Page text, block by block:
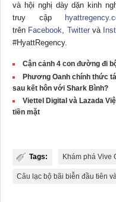
và hội nghị dày dặn kinh
truy cập
trên Facebook, Twitter và
#HyattRegency.
Cận cảnh 4 con đường đi
Phương Oanh chính thức
sau kết hôn với Shark Bình?
Viettel Digital và Lazada
tiền mặt
Tags: Khám phá Vive
Câu lạc bộ bãi biễn đầu tiên